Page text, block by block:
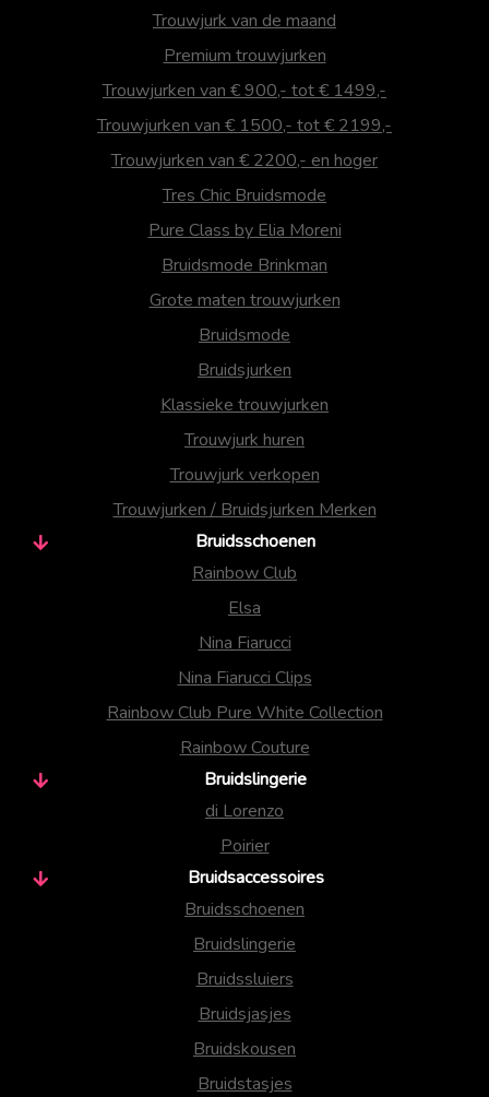
Trouwjurk van de maand
Premium trouwjurken
Trouwjurken van € 900,- tot € 1499,-
Trouwjurken van € 1500,- tot € 2199,-
Trouwjurken van € 2200,- en hoger
Tres Chic Bruidsmode
Pure Class by Elia Moreni
Bruidsmode Brinkman
Grote maten trouwjurken
Bruidsmode
Bruidsjurken
Klassieke trouwjurken
Trouwjurk huren
Trouwjurk verkopen
Trouwjurken / Bruidsjurken Merken
Bruidsschoenen
Rainbow Club
Elsa
Nina Fiarucci
Nina Fiarucci Clips
Rainbow Club Pure White Collection
Rainbow Couture
Bruidslingerie
di Lorenzo
Poirier
Bruidsaccessoires
Bruidsschoenen
Bruidslingerie
Bruidssluiers
Bruidsjasjes
Bruidskousen
Bruidstasjes